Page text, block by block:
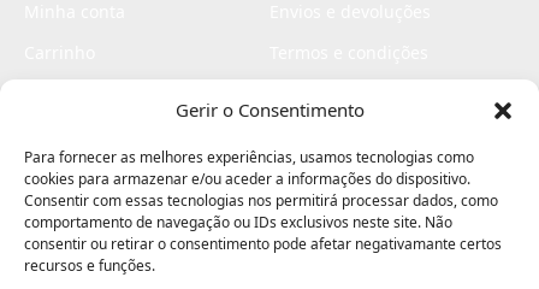
Gerir o Consentimento
Para fornecer as melhores experiências, usamos tecnologias como
cookies para armazenar e/ou aceder a informações do dispositivo.
Consentir com essas tecnologias nos permitirá processar dados, como
comportamento de navegação ou IDs exclusivos neste site. Não
consentir ou retirar o consentimento pode afetar negativamante certos
recursos e funções.
Livro de elogios